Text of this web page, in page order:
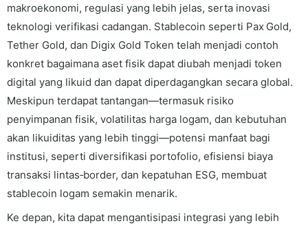
makroekonomi, regulasi yang lebih jelas, serta inovasi
teknologi verifikasi cadangan. Stablecoin seperti Pax Gold,
Tether Gold, dan Digix Gold Token telah menjadi contoh
konkret bagaimana aset fisik dapat diubah menjadi token
digital yang likuid dan dapat diperdagangkan secara global.
Meskipun terdapat tantangan—termasuk risiko
penyimpanan fisik, volatilitas harga logam, dan kebutuhan
akan likuiditas yang lebih tinggi—potensi manfaat bagi
institusi, seperti diversifikasi portofolio, efisiensi biaya
transaksi lintas‑border, dan kepatuhan ESG, membuat
stablecoin logam semakin menarik.
Ke depan, kita dapat mengantisipasi integrasi yang lebih